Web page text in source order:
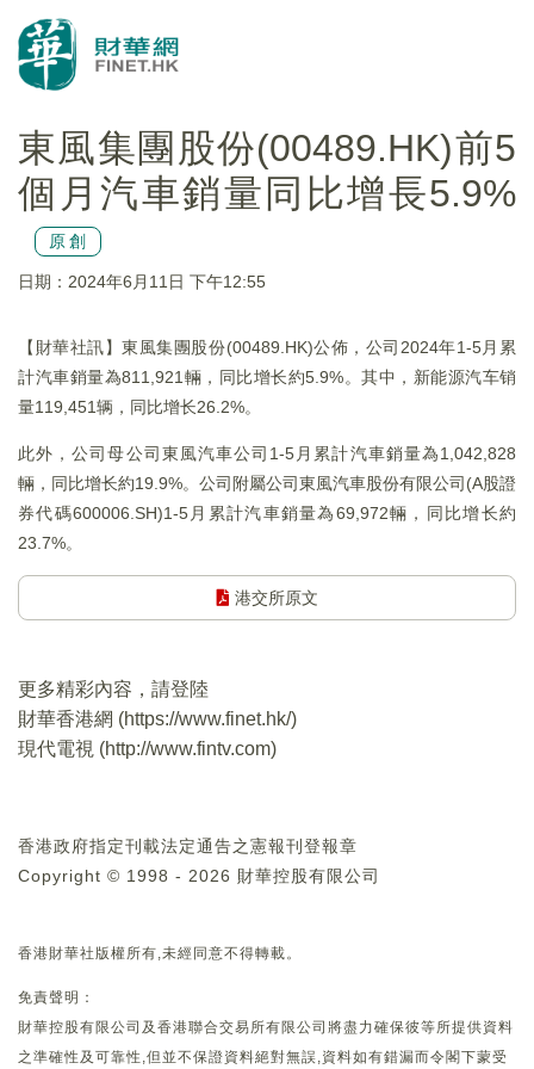
東風集團股份(00489.HK)前5
個月汽車銷量同比增長5.9%
原創
日期：2024年6月11日 下午12:55
【財華社訊】東風集團股份(00489.HK)公佈，公司2024年1-5月累
計汽車銷量為811,921輛，同比增长約5.9%。其中，新能源汽车销
量119,451辆，同比增长26.2%。
此外，公司母公司東風汽車公司1-5月累計汽車銷量為1,042,828
輛，同比增长約19.9%。公司附屬公司東風汽車股份有限公司(A股證
券代碼600006.SH)1-5月累計汽車銷量為69,972輛，同比增长約
23.7%。
港交所原文
更多精彩內容，請登陸
財華香港網 (https://www.finet.hk/)
現代電視 (http://www.fintv.com)
香港政府指定刊載法定通告之憲報刊登報章
Copyright © 1998 - 2026 財華控股有限公司
香港財華社版權所有,未經同意不得轉載。
免責聲明：
財華控股有限公司及香港聯合交易所有限公司將盡力確保彼等所提供資料
之準確性及可靠性,但並不保證資料絕對無誤,資料如有錯漏而令閣下蒙受